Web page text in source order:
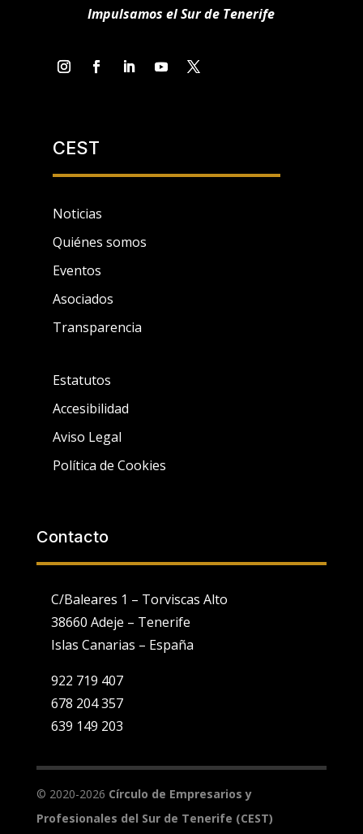
Impulsamos el Sur de Tenerife
CEST
Noticias
Quiénes somos
Eventos
Asociados
Transparencia
Estatutos
Accesibilidad
Aviso Legal
Política de Cookies
Contacto
C/Baleares 1 – Torviscas Alto
38660 Adeje – Tenerife
Islas Canarias – España
922 719 407
678 204 357
639 149 203
© 2020-2026 Círculo de Empresarios y
Profesionales del Sur de Tenerife (CEST)
elaborado a partir de tus hábitos de navegación (por ejemplo,
rechazar la utilización de cookies indicándolo en el siguiente
selector:Configuración